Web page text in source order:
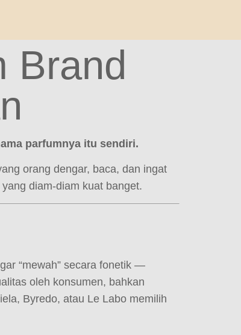
Brand
parfumnya itu sendiri.
orang dengar, baca, dan ingat
diam-diam kuat banget.
“mewah” secara fonetik —
oleh konsumen, bahkan
Byredo, atau Le Labo memilih